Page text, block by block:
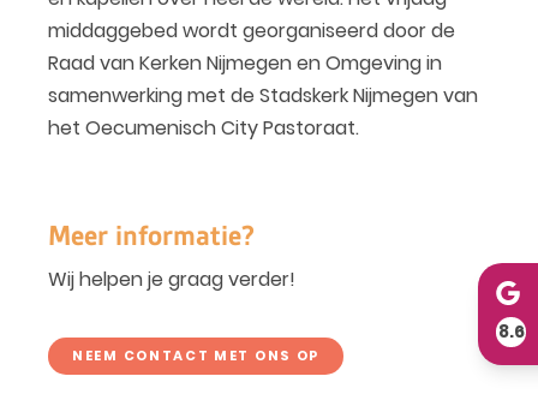
middaggebed wordt georganiseerd door de
Raad van Kerken Nijmegen en Omgeving in
samenwerking met de Stadskerk Nijmegen van
het Oecumenisch City Pastoraat.
Meer informatie?
Wij helpen je graag verder!
NEEM CONTACT MET ONS OP
8.6